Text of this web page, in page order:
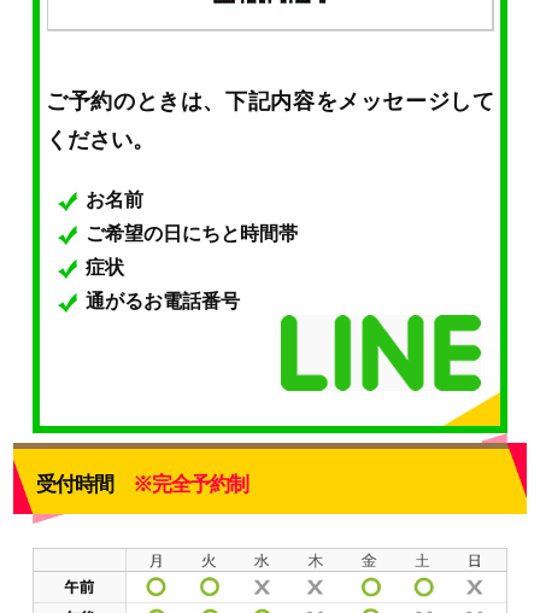
ご予約のときは、下記内容をメッセージして
ください。
お名前
ご希望の日にちと時間帯
症状
通がるお電話番号
受付時間 ※完全予約制